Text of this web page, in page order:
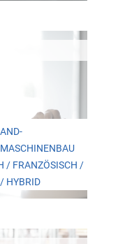
/ FRANZÖSISCH /
HYBRID